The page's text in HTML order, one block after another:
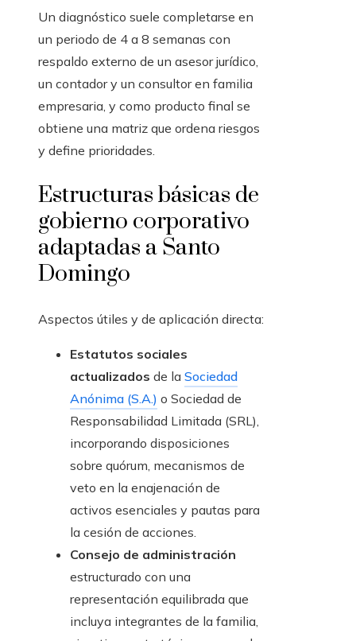
Un diagnóstico suele completarse en
un periodo de 4 a 8 semanas con
respaldo externo de un asesor jurídico,
un contador y un consultor en familia
empresaria, y como producto final se
obtiene una matriz que ordena riesgos
y define prioridades.
Estructuras básicas de
gobierno corporativo
adaptadas a Santo
Domingo
Aspectos útiles y de aplicación directa:
Estatutos sociales
actualizados de la Sociedad
Anónima (S.A.) o Sociedad de
Responsabilidad Limitada (SRL),
incorporando disposiciones
sobre quórum, mecanismos de
veto en la enajenación de
activos esenciales y pautas para
la cesión de acciones.
Consejo de administración
estructurado con una
representación equilibrada que
incluya integrantes de la familia,